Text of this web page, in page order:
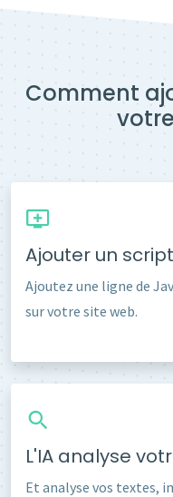
Comment
Ajouter un script
Ajoutez une ligne de
sur votre site web.
L'IA analyse
Et analyse vos textes,